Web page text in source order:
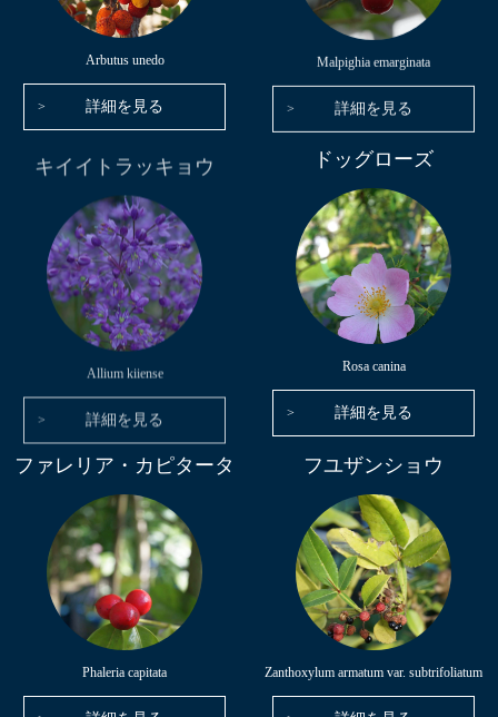
Arbutus unedo
詳細を見る
Malpighia emarginata
詳細を見る
キイイトラッキョウ
Allium kiiense
詳細を見る
ドッグローズ
Rosa canina
詳細を見る
ファレリア・カピタータ
Phaleria capitata
フユザンショウ
Zanthoxylum armatum var. subtrifoliatum